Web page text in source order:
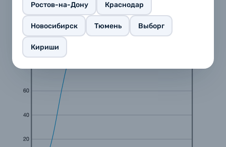
Ростов-на-Дону Краснодар
Новосибирск Тюмень Выборг
Кириши